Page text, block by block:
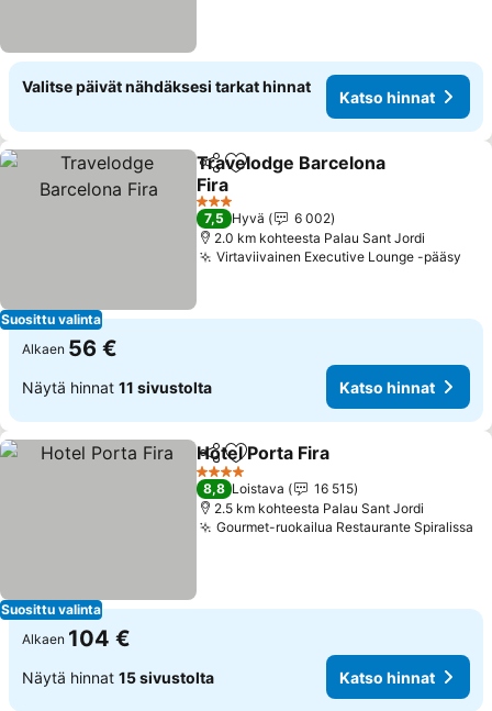
Valitse päivät nähdäksesi tarkat hinnat
Katso hinnat
Suosittu valinta
Jaa Lisää suosikkeihin
Travelodge Barcelona
Fira
Katso hinnat
3 Tähtiluokitus
7,5 Hyvä
6 002
2.0 km kohteesta Palau Sant Jordi
Virtaviivainen Executive Lounge -pääsy
Alkaen 56 €
Näytä hinnat 11 sivustolta Katso hinnat
Suosittu valinta
Jaa Lisää suosikkeihin
Hotel Porta Fira
4 Tähtiluokitus
8,8 Loistava
16 515
2.5 km kohteesta Palau Sant Jordi
Gourmet-ruokailua Restaurante Spiralissa
Alkaen 104 €
Näytä hinnat 15 sivustolta Katso hinnat